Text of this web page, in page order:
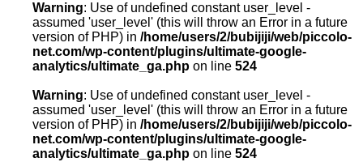
Warning: Use of undefined constant user_level -
assumed 'user_level' (this will throw an Error in a future
version of PHP) in /home/users/2/bubijiji/web/piccolo-
net.com/wp-content/plugins/ultimate-google-
analytics/ultimate_ga.php on line 524
Warning: Use of undefined constant user_level -
assumed 'user_level' (this will throw an Error in a future
version of PHP) in /home/users/2/bubijiji/web/piccolo-
net.com/wp-content/plugins/ultimate-google-
analytics/ultimate_ga.php on line 524